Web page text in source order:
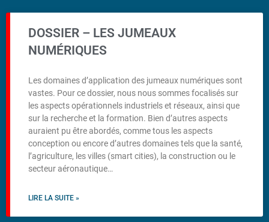
DOSSIER – LES JUMEAUX
NUMÉRIQUES
Les domaines d’application des jumeaux numériques sont
vastes. Pour ce dossier, nous nous sommes focalisés sur
les aspects opérationnels industriels et réseaux, ainsi que
sur la recherche et la formation. Bien d’autres aspects
auraient pu être abordés, comme tous les aspects
conception ou encore d’autres domaines tels que la santé,
l’agriculture, les villes (smart cities), la construction ou le
secteur aéronautique…
LIRE LA SUITE »